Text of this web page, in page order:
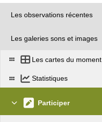
Les observations récentes
Les galeries sons et images
Les cartes du moment
Statistiques
Participer